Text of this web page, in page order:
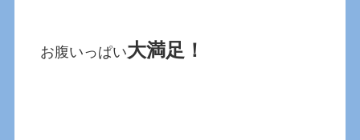
お腹いっぱい大満足！